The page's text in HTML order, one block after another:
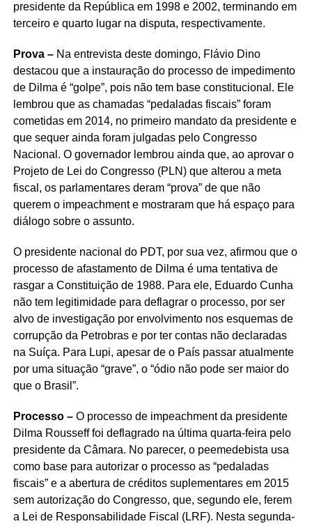
presidente da República em 1998 e 2002, terminando em
terceiro e quarto lugar na disputa, respectivamente.
Prova – Na entrevista deste domingo, Flávio Dino
destacou que a instauração do processo de impedimento
de Dilma é “golpe”, pois não tem base constitucional. Ele
lembrou que as chamadas “pedaladas fiscais” foram
cometidas em 2014, no primeiro mandato da presidente e
que sequer ainda foram julgadas pelo Congresso
Nacional. O governador lembrou ainda que, ao aprovar o
Projeto de Lei do Congresso (PLN) que alterou a meta
fiscal, os parlamentares deram “prova” de que não
querem o impeachment e mostraram que há espaço para
diálogo sobre o assunto.
O presidente nacional do PDT, por sua vez, afirmou que o
processo de afastamento de Dilma é uma tentativa de
rasgar a Constituição de 1988. Para ele, Eduardo Cunha
não tem legitimidade para deflagrar o processo, por ser
alvo de investigação por envolvimento nos esquemas de
corrupção da Petrobras e por ter contas não declaradas
na Suíça. Para Lupi, apesar de o País passar atualmente
por uma situação “grave”, o “ódio não pode ser maior do
que o Brasil”.
Processo – O processo de impeachment da presidente
Dilma Rousseff foi deflagrado na última quarta-feira pelo
presidente da Câmara. No parecer, o peemedebista usa
como base para autorizar o processo as “pedaladas
fiscais” e a abertura de créditos suplementares em 2015
sem autorização do Congresso, que, segundo ele, ferem
a Lei de Responsabilidade Fiscal (LRF). Nesta segunda-